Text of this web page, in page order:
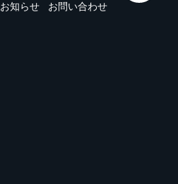
お知らせ お問い合わせ